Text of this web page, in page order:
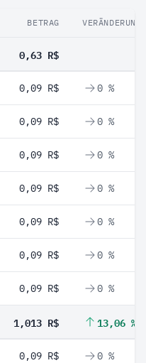
BETRAG VERÄNDERUNG
0,63 R$
0,09 R$ 0 %
0,09 R$ 0 %
0,09 R$ 0 %
0,09 R$ 0 %
0,09 R$ 0 %
0,09 R$ 0 %
0,09 R$ 0 %
1,013 R$ 13,06 %
0,09 R$ 0 %